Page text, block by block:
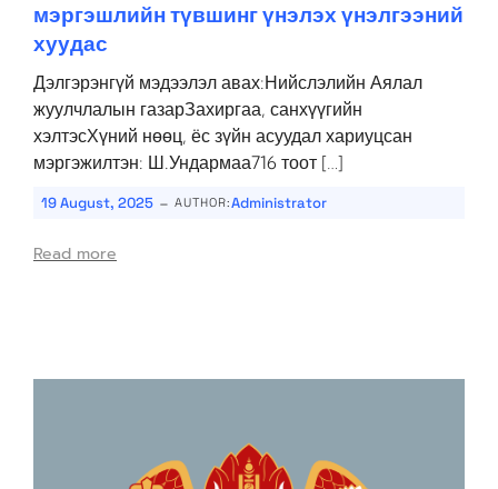
мэргэшлийн түвшинг үнэлэх үнэлгээний
хуудас
Дэлгэрэнгүй мэдээлэл авах:Нийслэлийн Аялал
жуулчлалын газарЗахиргаа, санхүүгийн
хэлтэсХүний нөөц, ёс зүйн асуудал хариуцсан
мэргэжилтэн: Ш.Ундармаа716 тоот […]
19 August, 2025 - AUTHOR:Administrator
Read more